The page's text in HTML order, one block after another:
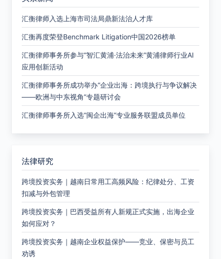
汇衡律师入选上海市司法局鼎新法治人才库
汇衡再度荣登Benchmark Litigation中国2026榜单
汇衡律师事务所参与“智汇黄浦·法治未来”黄浦律师行业AI
应用创新活动
汇衡律师事务所成功举办“企业出海：跨境执行与争议解决
——欧洲与中东视角”专题研讨会
汇衡律师事务所入选“闽企出海”专业服务联盟成员单位
法律研究
跨境投资实务｜越南日常用工高频风险：纪律处分、工资
扣减与外包管理
跨境投资实务｜巴西受益所有人新规正式实施，出海企业
如何应对？
跨境投资实务｜越南企业权益保护——竞业、保密与员工
劝诱